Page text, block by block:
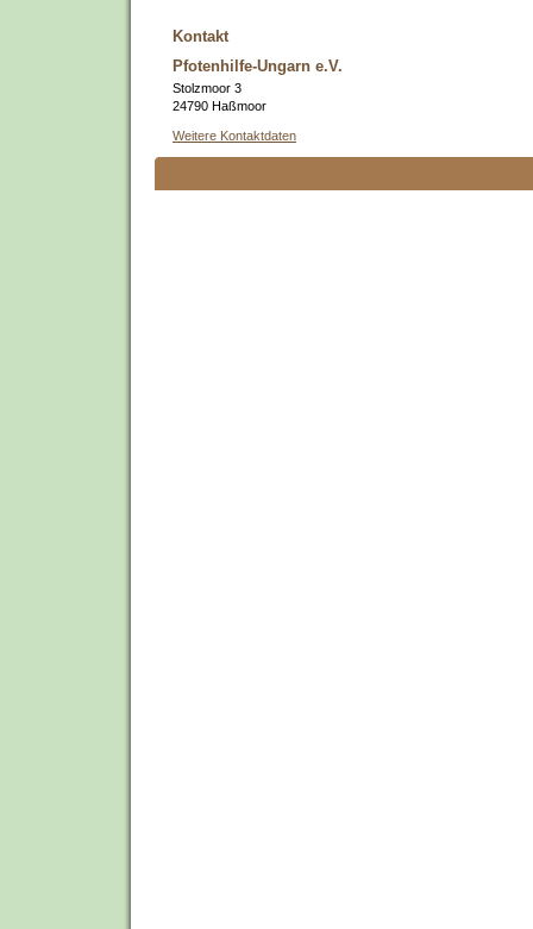
Kontakt
Pfotenhilfe-Ungarn e.V.
Stolzmoor 3
24790 Haßmoor
Weitere Kontaktdaten